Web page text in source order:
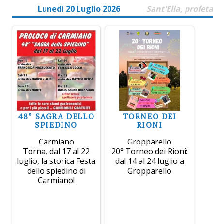
Lunedì 20 Luglio 2026 Sant'Elia, profeta
48° SAGRA DELLO
SPIEDINO
Carmiano
Torna, dal 17 al 22
luglio, la storica Festa
dello spiedino di
Carmiano!
TORNEO DEI
RIONI
Gropparello
20° Torneo dei Rioni:
dal 14 al 24 luglio a
Gropparello